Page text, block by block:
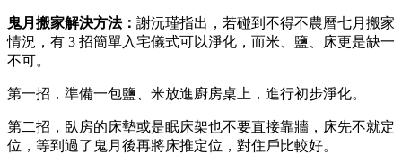
鬼月搬家解決方法： 謝沅瑾指出，若碰到不得不農曆七月搬家
情況，有 3 招簡單入宅儀式可以淨化，而米、鹽、床更是缺一
不可。
第一招，準備一包鹽、米放進廚房桌上，進行初步淨化。
第二招，臥房的床墊或是眠床架也不要直接靠牆，床先不就定
位，等到過了鬼月後再將床推定位，對住戶比較好。